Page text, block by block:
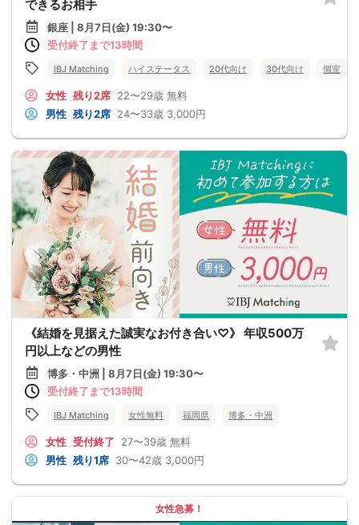
できるお相手
銀座 | 8月7日(金) 19:30〜
受付終了まで13時間
IBJ Matching ハイステータス 20代向け 30代向け 個室
女性 残り2席 22〜29歳 無料
男性 残り2席 24〜33歳 3,000円
《結婚を見据えた誠実なお付き合い♡》 年収500万
円以上などの男性
博多・中洲 | 8月7日(金) 19:30〜
受付終了まで13時間
IBJ Matching 女性無料 福岡県 博多・中洲
女性 受付終了 27〜39歳 無料
男性 残り1席 30〜42歳 3,000円
女性急募！